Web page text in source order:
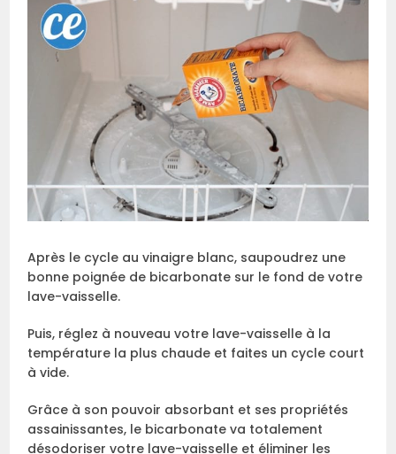
Après le cycle au vinaigre blanc, saupoudrez une
bonne poignée de bicarbonate sur le fond de votre
lave-vaisselle.
Puis, réglez à nouveau votre lave-vaisselle à la
température la plus chaude et faites un cycle court
à vide.
Grâce à son pouvoir absorbant et ses propriétés
assainissantes, le bicarbonate va totalement
désodoriser votre lave-vaisselle et éliminer les